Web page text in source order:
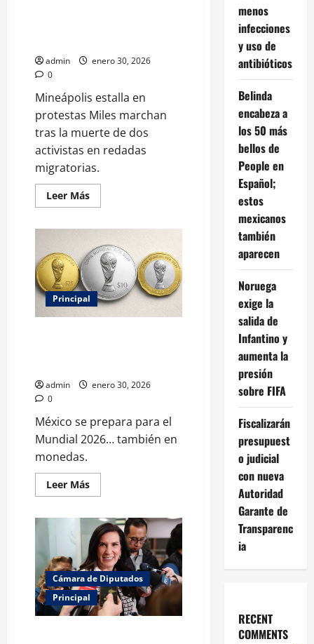
admin
enero 30, 2026
0
Mineápolis estalla en
protestas Miles marchan
tras la muerte de dos
activistas en redadas
migratorias.
Leer MásLeer
más
masivas
sacuden
Mineápolis
tras
muertes
en
redadas
migratorias
Principal
admin
enero 30, 2026
0
México se prepara para el
Mundial 2026… también en
monedas.
Leer MásLeer
más
México
alista
emisión
histórica
de
monedas
conmemorativas
por
el
Mundial
Cámara de Diputados
Principal
menos
infecciones
y uso de
antibióticos
Belinda
encabeza a
los 50 más
bellos de
People en
Español;
estos
mexicanos
también
aparecen
Noruega
exige la
salida de
Infantino y
aumenta la
presión
sobre FIFA
Fiscalizarán
presupuest
o judicial
con nueva
Autoridad
Garante de
Transparenc
ia
RECENT
COMMENTS